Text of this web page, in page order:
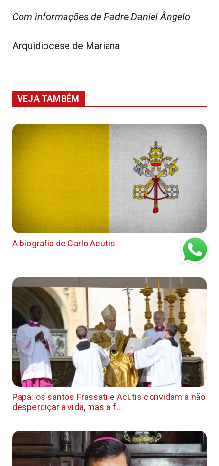
Com informações de Padre Daniel Ângelo
Arquidiocese de Mariana
VEJA TAMBÉM
A biografia de Carlo Acutis
Papa: os santos Frassati e Acutis convidam a não
desperdiçar a vida, mas a f...